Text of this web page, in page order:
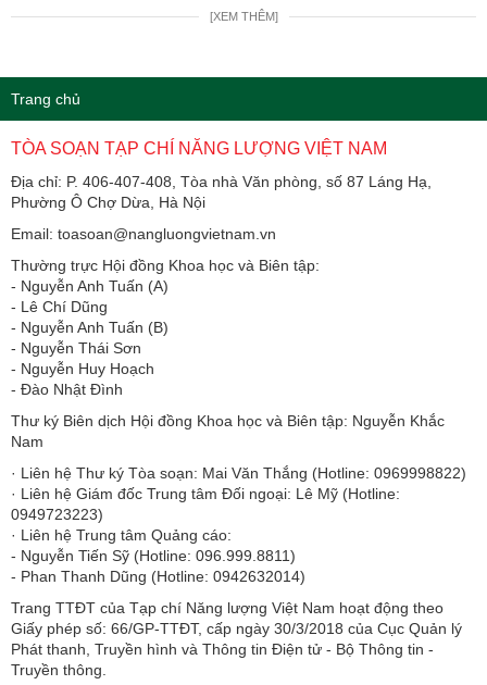
[XEM THÊM]
Trang chủ
TÒA SOẠN TẠP CHÍ NĂNG LƯỢNG VIỆT NAM
Địa chỉ: P. 406-407-408, Tòa nhà Văn phòng, số 87 Láng Hạ,
Phường Ô Chợ Dừa, Hà Nội
Email: toasoan@nangluongvietnam.vn
Thường trực Hội đồng Khoa học và Biên tập:
​​​​​​- Nguyễn Anh Tuấn (A)
- Lê Chí Dũng
- Nguyễn Anh Tuấn (B)
- Nguyễn Thái Sơn
- Nguyễn Huy Hoạch
- Đào Nhật Đình
Thư ký Biên dịch Hội đồng Khoa học và Biên tập: Nguyễn Khắc
Nam
· Liên hệ Thư ký Tòa soạn: Mai Văn Thắng (Hotline: 0969998822)
· Liên hệ Giám đốc Trung tâm Đối ngoại: Lê Mỹ (Hotline:
0949723223)
· Liên hệ Trung tâm Quảng cáo:
- Nguyễn Tiến Sỹ (Hotline: 096.999.8811)
- Phan Thanh Dũng (Hotline: 0942632014)
Trang TTĐT của Tạp chí Năng lượng Việt Nam hoạt động theo
Giấy phép số: 66/GP-TTĐT, cấp ngày 30/3/2018 của Cục Quản lý
Phát thanh, Truyền hình và Thông tin Điện tử - Bộ Thông tin -
Truyền thông.